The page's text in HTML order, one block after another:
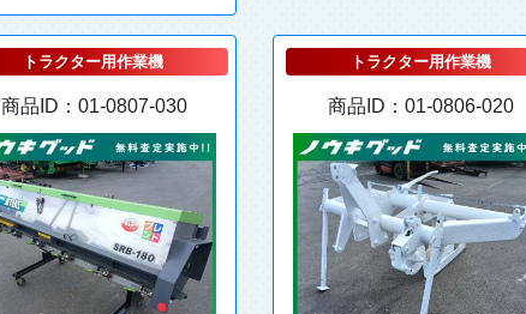
トラクター用作業機
商品ID：01-0807-030
トラクター用作業機
商品ID：01-0806-020